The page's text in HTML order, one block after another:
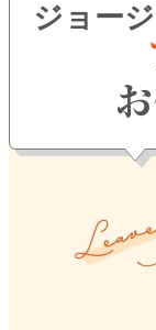
受付
ジョー